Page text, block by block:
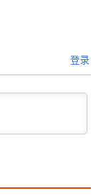
登录